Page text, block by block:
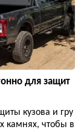
для защит
кузова и гру
камнях, чтобы в